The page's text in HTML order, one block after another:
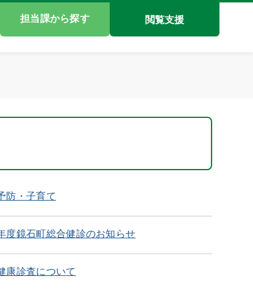
担当課から探す 閲覧支援
防・子育て
度鏡石町総合健診のお知らせ
康診査について